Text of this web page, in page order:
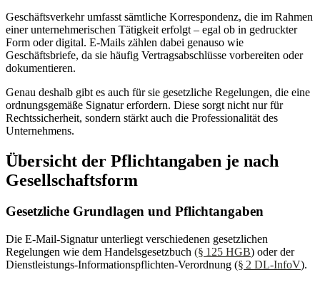
Geschäftsverkehr umfasst sämtliche Korrespondenz, die im Rahmen
einer unternehmerischen Tätigkeit erfolgt – egal ob in gedruckter
Form oder digital. E-Mails zählen dabei genauso wie
Geschäftsbriefe, da sie häufig Vertragsabschlüsse vorbereiten oder
dokumentieren.
Genau deshalb gibt es auch für sie gesetzliche Regelungen, die eine
ordnungsgemäße Signatur erfordern. Diese sorgt nicht nur für
Rechtssicherheit, sondern stärkt auch die Professionalität des
Unternehmens.
Übersicht der Pflichtangaben je nach
Gesellschaftsform
Gesetzliche Grundlagen und Pflichtangaben
Die E-Mail-Signatur unterliegt verschiedenen gesetzlichen
Regelungen wie dem Handelsgesetzbuch (§ 125 HGB) oder der
Dienstleistungs-Informationspflichten-Verordnung (§ 2 DL-InfoV).